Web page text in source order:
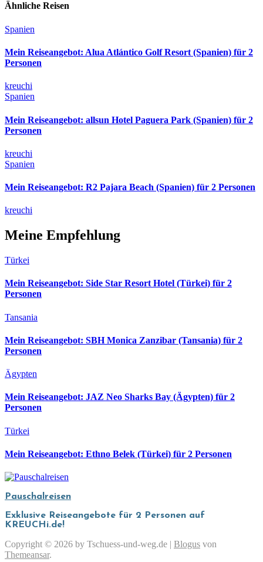
Ähnliche Reisen
Spanien
Mein Reiseangebot: Alua Atlántico Golf Resort (Spanien) für 2
Personen
kreuchi
Spanien
Mein Reiseangebot: allsun Hotel Paguera Park (Spanien) für 2
Personen
kreuchi
Spanien
Mein Reiseangebot: R2 Pajara Beach (Spanien) für 2 Personen
kreuchi
Meine Empfehlung
Türkei
Mein Reiseangebot: Side Star Resort Hotel (Türkei) für 2
Personen
Tansania
Mein Reiseangebot: SBH Monica Zanzibar (Tansania) für 2
Personen
Ägypten
Mein Reiseangebot: JAZ Neo Sharks Bay (Ägypten) für 2
Personen
Türkei
Mein Reiseangebot: Ethno Belek (Türkei) für 2 Personen
Pauschalreisen
Exklusive Reiseangebote für 2 Personen auf
KREUCHi.de!
Copyright © 2026 by Tschuess-und-weg.de | Blogus von
Themeansar.